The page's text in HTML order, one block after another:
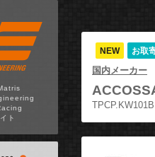
ト
NEW お取
国内メーカー